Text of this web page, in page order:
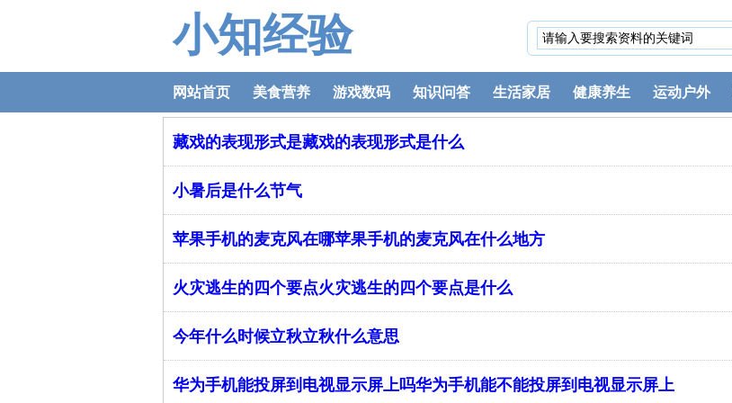
小知经验
网站首页 美食营养 游戏数码 知识问答 生活家居 健康养生 运动户外
藏戏的表现形式是藏戏的表现形式是什么
小暑后是什么节气
苹果手机的麦克风在哪苹果手机的麦克风在什么地方
火灾逃生的四个要点火灾逃生的四个要点是什么
今年什么时候立秋立秋什么意思
华为手机能投屏到电视显示屏上吗华为手机能不能投屏到电视显示屏上